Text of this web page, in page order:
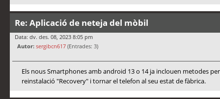
Re: Aplicació de neteja del mòbil
Data: dv. des. 08, 2023 8:05 pm
Autor: sergibcn617 (Entrades: 3)
Els nous Smartphones amb android 13 o 14 ja inclouen metodes
reinstalació "Recovery" i tornar el telefon al seu estat de fàbrica.